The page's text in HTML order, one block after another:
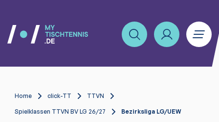
Home click-TT TTVN
Spielklassen TTVN BV LG 26/27 Bezirksliga LG/UEW